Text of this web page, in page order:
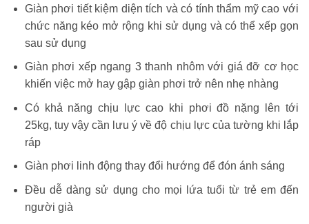
Giàn phơi tiết kiệm diện tích và có tính thẩm mỹ cao với
chức năng kéo mở rộng khi sử dụng và có thể xếp gọn
sau sử dụng
Giàn phơi xếp ngang 3 thanh nhôm với giá đỡ cơ học
khiến việc mở hay gập giàn phơi trở nên nhẹ nhàng
Có khả năng chịu lực cao khi phơi đồ nặng lên tới
25kg, tuy vậy cần lưu ý về độ chịu lực của tường khi lắp
ráp
Giàn phơi linh động thay đổi hướng để đón ánh sáng
Đều dễ dàng sử dụng cho mọi lứa tuổi từ trẻ em đến
người già